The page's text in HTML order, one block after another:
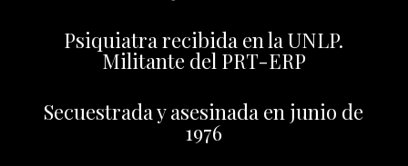
Psiquiatra recibida en la UNLP.
Militante del PRT-ERP
Secuestrada y asesinada en junio de
1976